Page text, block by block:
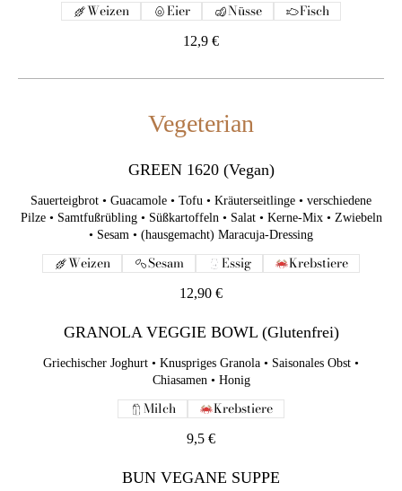
Vegeterian
GREEN 1620 (Vegan)
verschiedene Pilze • Samtfußrübling • Süßkartoffeln • Salat •
Kerne-Mix • Zwiebeln • Sesam • (hausgemacht) Maracuja-
12,90 €
Sesam Essig
GRANOLA VEGGIE BOWL (Glutenfrei)
Griechischer Joghurt • Knuspriges Granola • Saisonales Obst •
Chiasamen • Honig
9,5 €
BUN VEGANE SUPPE
Die vietnamesische Reisnudelsuppe • Tomaten • verschiedene
Pilze • Tofu • Sojasprossen • frische Kräuter • heiß serviert
13,90 €
Konservierungsstoffe
12,9 €
Weizen Eier Nüsse Fisch
Vegeterian
GREEN 1620 (Vegan)
Sauerteigbrot • Guacamole • Tofu • Kräuterseitlinge • verschiedene
Pilze • Samtfußrübling • Süßkartoffeln • Salat • Kerne-Mix • Zwiebeln
• Sesam • (hausgemacht) Maracuja-Dressing
12,90 €
Weizen Sesam Essig Krebstiere
GRANOLA VEGGIE BOWL (Glutenfrei)
Griechischer Joghurt • Knuspriges Granola • Saisonales Obst •
Chiasamen • Honig
9,5 €
Milch Krebstiere
BUN VEGANE SUPPE